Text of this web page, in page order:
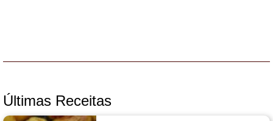
Últimas Receitas